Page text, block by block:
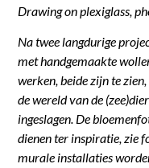
Drawing on plexiglass,
Na twee langdurige
met handgemaakte
werken, beide zijn te
de wereld van de
ingeslagen. De
dienen ter inspiratie, zie
murale installaties